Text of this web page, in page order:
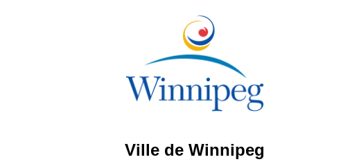
Ville de Winnipeg